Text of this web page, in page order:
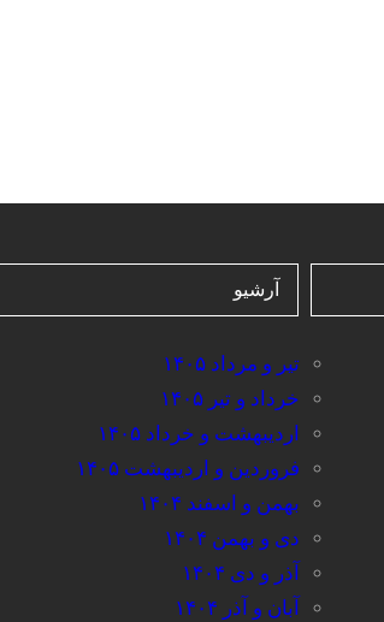
آرشیو
تیر و مرداد ۱۴۰۵
خرداد و تیر ۱۴۰۵
اردیبهشت و خرداد ۱۴۰۵
فروردین و اردیبهشت ۱۴۰۵
بهمن و اسفند ۱۴۰۴
دی و بهمن ۱۴۰۴
آذر و دی ۱۴۰۴
آبان و آذر ۱۴۰۴